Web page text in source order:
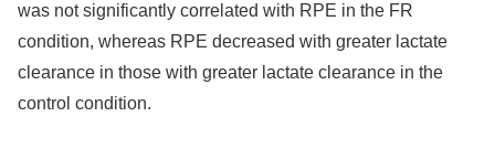
was not significantly correlated with RPE in the FR
condition, whereas RPE decreased with greater lactate
clearance in those with greater lactate clearance in the
control condition.